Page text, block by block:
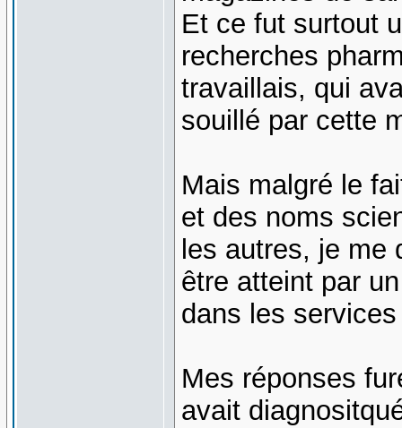
Et ce fut surtout
recherches
travaillais, qui
souillé par cette
Mais malgré le
et des noms
les autres, je me
être atteint par
dans les
Mes réponses
avait